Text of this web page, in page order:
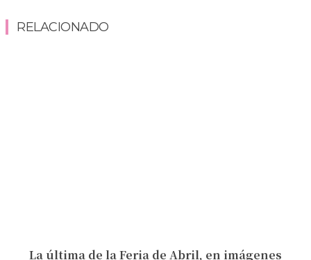
RELACIONADO
La última de la Feria de Abril, en imágenes